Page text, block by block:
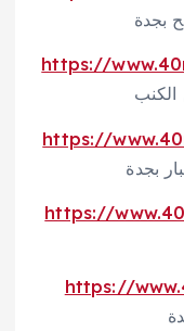
بجدة
https://
https://
بجدة
https://
https://